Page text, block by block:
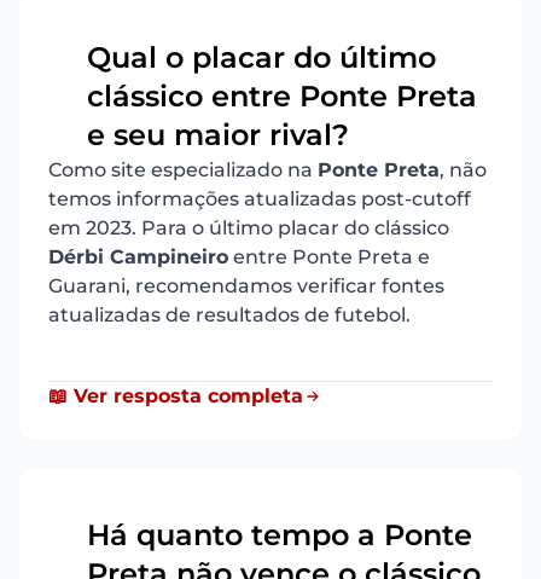
Qual o placar do último
clássico entre Ponte Preta
e seu maior rival?
Como site especializado na Ponte Preta, não
temos informações atualizadas post-cutoff
em 2023. Para o último placar do clássico
Dérbi Campineiro entre Ponte Preta e
Guarani, recomendamos verificar fontes
atualizadas de resultados de futebol.
📖 Ver resposta completa
Há quanto tempo a Ponte